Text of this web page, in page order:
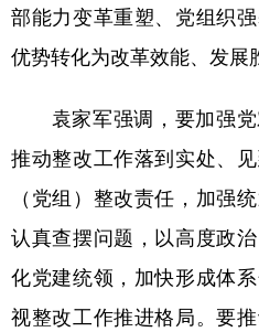
部能力变革重塑、党组织
优势转化为改革效能、发展
袁家军强调，要加强党
推动整改工作落到实处、
（党组）整改责任，加强
认真查摆问题，以高度政
化党建统领，加快形成体
视整改工作推进格局。要